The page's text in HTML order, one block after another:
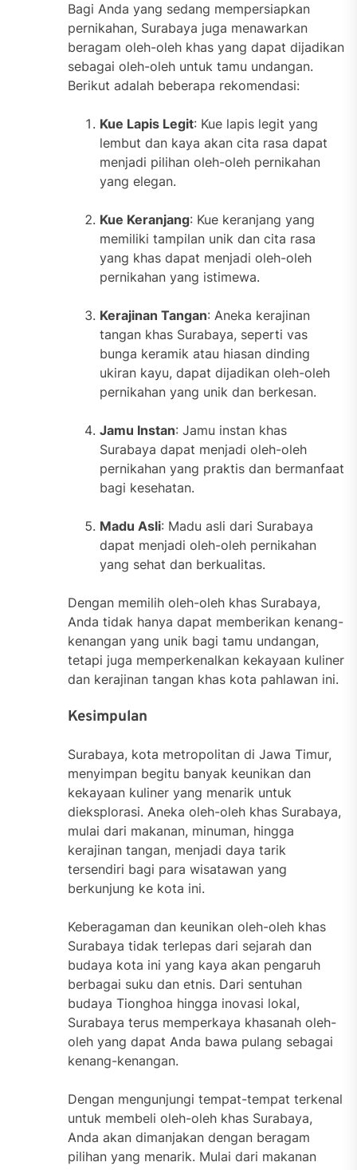
Bagi Anda yang sedang mempersiapkan
pernikahan, Surabaya juga menawarkan
beragam oleh-oleh khas yang dapat dijadikan
sebagai oleh-oleh untuk tamu undangan.
Berikut adalah beberapa rekomendasi:
Kue Lapis Legit: Kue lapis legit yang
lembut dan kaya akan cita rasa dapat
menjadi pilihan oleh-oleh pernikahan
yang elegan.
Kue Keranjang: Kue keranjang yang
memiliki tampilan unik dan cita rasa
yang khas dapat menjadi oleh-oleh
pernikahan yang istimewa.
Kerajinan Tangan: Aneka kerajinan
tangan khas Surabaya, seperti vas
bunga keramik atau hiasan dinding
ukiran kayu, dapat dijadikan oleh-oleh
pernikahan yang unik dan berkesan.
Jamu Instan: Jamu instan khas
Surabaya dapat menjadi oleh-oleh
pernikahan yang praktis dan bermanfaat
bagi kesehatan.
Madu Asli: Madu asli dari Surabaya
dapat menjadi oleh-oleh pernikahan
yang sehat dan berkualitas.
Dengan memilih oleh-oleh khas Surabaya,
Anda tidak hanya dapat memberikan kenang-
kenangan yang unik bagi tamu undangan,
tetapi juga memperkenalkan kekayaan kuliner
dan kerajinan tangan khas kota pahlawan ini.
Kesimpulan
Surabaya, kota metropolitan di Jawa Timur,
menyimpan begitu banyak keunikan dan
kekayaan kuliner yang menarik untuk
dieksplorasi. Aneka oleh-oleh khas Surabaya,
mulai dari makanan, minuman, hingga
kerajinan tangan, menjadi daya tarik
tersendiri bagi para wisatawan yang
berkunjung ke kota ini.
Keberagaman dan keunikan oleh-oleh khas
Surabaya tidak terlepas dari sejarah dan
budaya kota ini yang kaya akan pengaruh
berbagai suku dan etnis. Dari sentuhan
budaya Tionghoa hingga inovasi lokal,
Surabaya terus memperkaya khasanah oleh-
oleh yang dapat Anda bawa pulang sebagai
kenang-kenangan.
Dengan mengunjungi tempat-tempat terkenal
untuk membeli oleh-oleh khas Surabaya,
Anda akan dimanjakan dengan beragam
pilihan yang menarik. Mulai dari makanan